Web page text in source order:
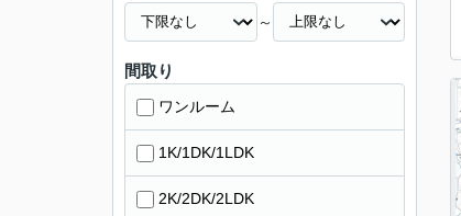
～
間取り
ワンルーム
1K/1DK/1LDK
2K/2DK/2LDK